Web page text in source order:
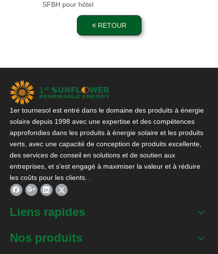
SFBH pour hôtel
RETOUR
1er tournesol est entré dans le domaine des produits à énergie
solaire depuis 1998 avec une expertise et des compétences
approfondies dans les produits à énergie solaire et les produits
verts, avec une capacité de conception de produits excellente,
des services de conseil en solutions et de soutien aux
entreprises, et s'est engagé à maximiser la valeur et à réduire
les coûts pour les clients. .
Liens rapides
Nos produits